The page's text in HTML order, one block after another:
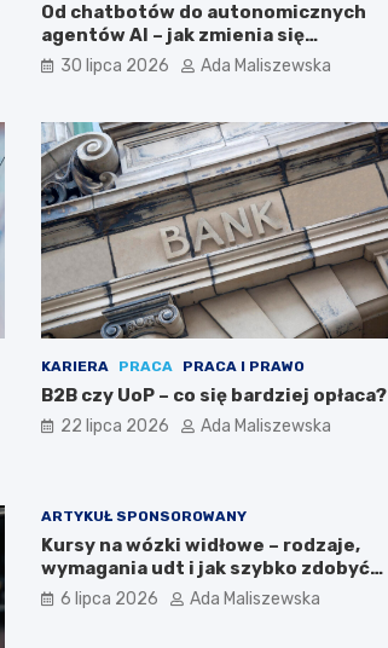
Od chatbotów do autonomicznych
agentów AI – jak zmienia się
wykorzystanie sztucznej inteligencji
w biznesie?
30 lipca 2026 Ada Maliszewska
KARIERA PRACA PRACA I PRAWO
B2B czy UoP – co się bardziej opłaca?
22 lipca 2026 Ada Maliszewska
ARTYKUŁ SPONSOROWANY
Kursy na wózki widłowe – rodzaje,
wymagania udt i jak szybko zdobyć
uprawnienia
6 lipca 2026 Ada Maliszewska